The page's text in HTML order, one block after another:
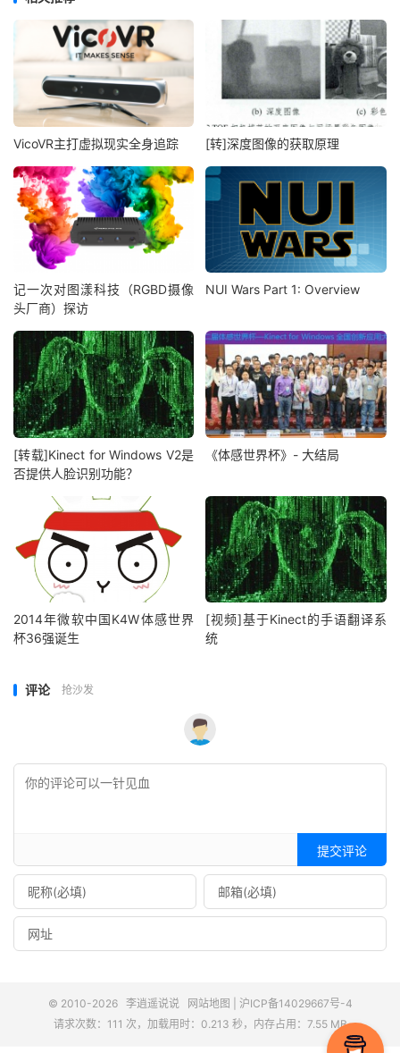
VicoVR主打虚拟现实全身追踪 [转]深度图像的获取原理
记一次对图漾科技（RGBD摄像
头厂商）探访
NUI Wars Part 1: Overview
[转载]Kinect for Windows V2是
否提供人脸识别功能？
《体感世界杯》- 大结局
2014年微软中国K4W体感世界
杯36强诞生
[视频]基于Kinect的手语翻译系
统
评论 抢沙发
提交评论
© 2010-2026 李逍遥说说 网站地图
沪ICP备14029667号-4
请求次数：111 次，加载用时：0.213 秒，内存占用：7.55 MB